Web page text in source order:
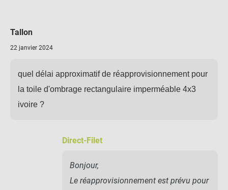
Tallon
22 janvier 2024
quel délai approximatif de réapprovisionnement pour
la toile d'ombrage rectangulaire imperméable 4x3
ivoire ?
Direct-Filet
Bonjour,
Le réapprovisionnement est prévu pour